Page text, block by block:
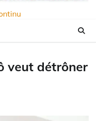
veut détrôner